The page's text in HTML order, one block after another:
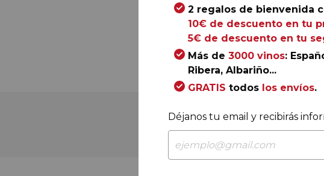
2 regalos de bienvenida
10€ de descuento en tu
5€ de descuento en tu
Más de 3000 vinos:
Ribera, Albariño...
GRATIS todos los envíos.
Déjanos tu email y recibirás